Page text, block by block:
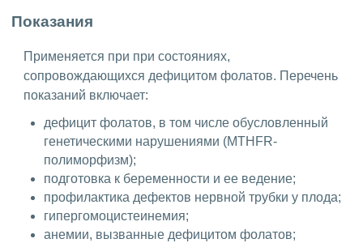
Показания
Применяется при при состояниях,
сопровождающихся дефицитом фолатов. Перечень
показаний включает:
дефицит фолатов, в том числе обусловленный
генетическими нарушениями (MTHFR-
полиморфизм);
подготовка к беременности и ее ведение;
профилактика дефектов нервной трубки у плода;
гипергомоцистеинемия;
анемии, вызванные дефицитом фолатов;